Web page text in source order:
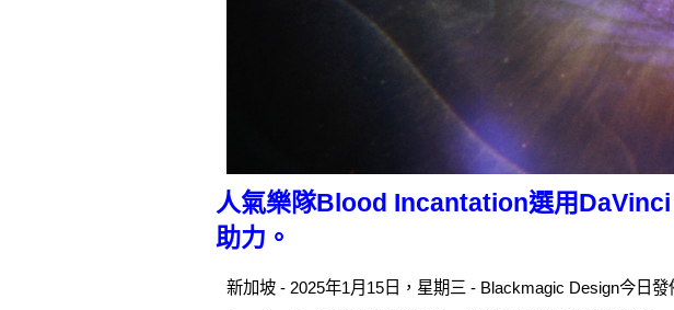
人氣樂隊Blood Incantation選用
助力。
新加坡 - 2025年1月15日，星期三 - Blackmagic Design今日